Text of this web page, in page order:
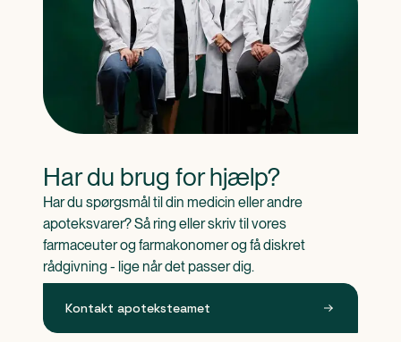
Har du brug for hjælp?
Har du spørgsmål til din medicin eller andre
apoteksvarer? Så ring eller skriv til vores
farmaceuter og farmakonomer og få diskret
rådgivning - lige når det passer dig.
Kontakt apoteksteamet